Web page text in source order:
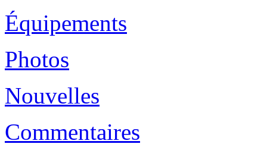
Équipements
Photos
Nouvelles
Commentaires